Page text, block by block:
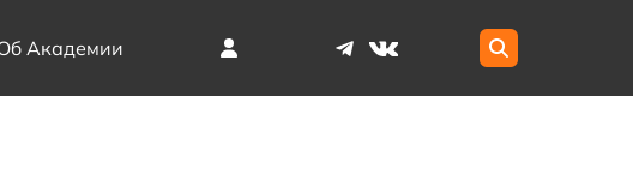
Академии